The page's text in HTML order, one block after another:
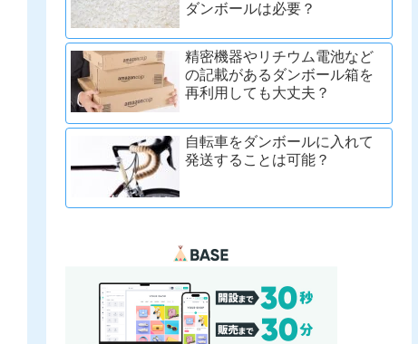
ダンボールは必要？
精密機器やリチウム電池など
の記載があるダンボール箱を
再利用しても大丈夫？
自転車をダンボールに入れて
発送することは可能？